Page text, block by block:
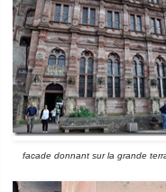
facade donnant sur la grande